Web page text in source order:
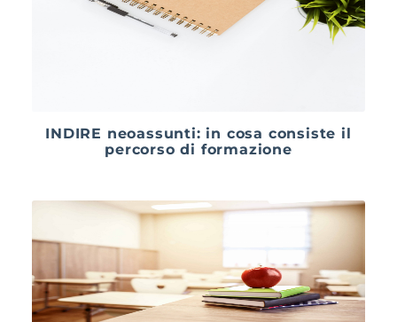
INDIRE neoassunti: in cosa consiste il
percorso di formazione